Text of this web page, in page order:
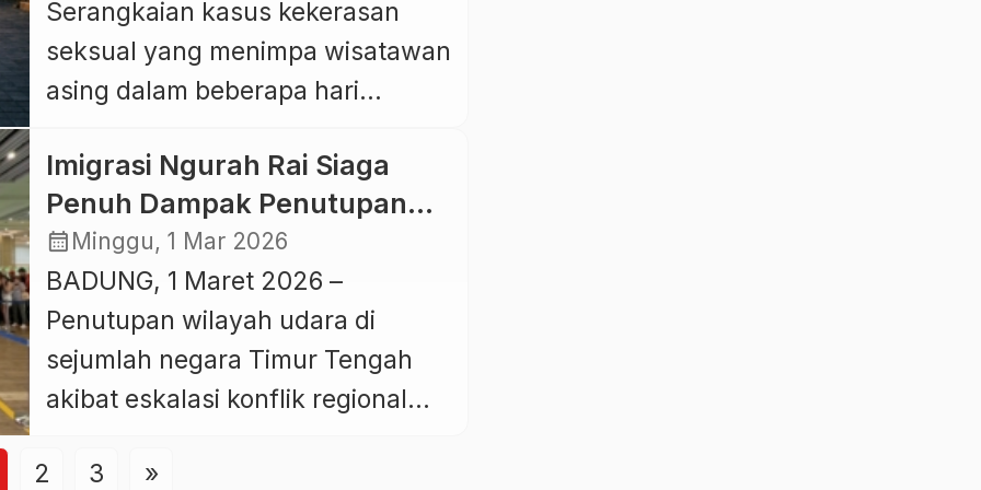
sekaligus mengingatkan
pentingnya kewaspadaan selama
berada di destinasi wisata
Lonjakan Kasus Kekerasan
Seksual terhadap WNA, Alarm
Keras bagi […]
Serangkaian kasus kekerasan
seksual yang menimpa wisatawan
asing dalam beberapa hari
serius terhadap keamanan
pariwisata Bali. Sedikitnya tiga
warga negara asing dilaporkan
menjadi korban dugaan
pemerkosaan dan pelecehan
seksual di kawasan wisata utama,
seperti Canggu, Seminyak, dan
Imigrasi Ngurah Rai Siaga
Penuh Dampak Penutupan
Wilayah Udara Timur Tengah
calendar_month Minggu, 1 Mar 2026
BADUNG, 1 Maret 2026 –
Penutupan wilayah udara di
sejumlah negara Timur Tengah
akibat eskalasi konflik regional
penerbangan internasional,
2 3 »